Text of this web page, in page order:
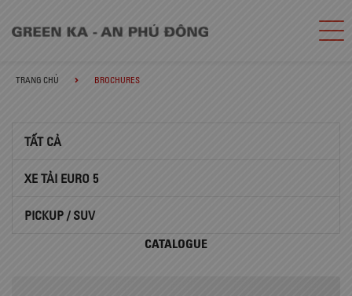
TRANG CHỦ BROCHURES
TẤT CẢ
XE TẢI EURO 5
PICKUP / SUV
CATALOGUE